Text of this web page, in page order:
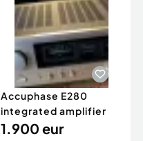
Accuphase E280
integrated amplifier
1.900 eur